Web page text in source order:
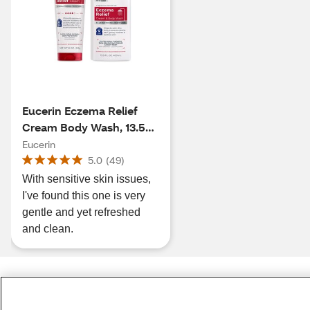
Eucerin Eczema Relief
Cream Body Wash, 13.5
OZ
Eucerin
5.0 (49)
With sensitive skin issues,
I've found this one is very
gentle and yet refreshed
and clean.